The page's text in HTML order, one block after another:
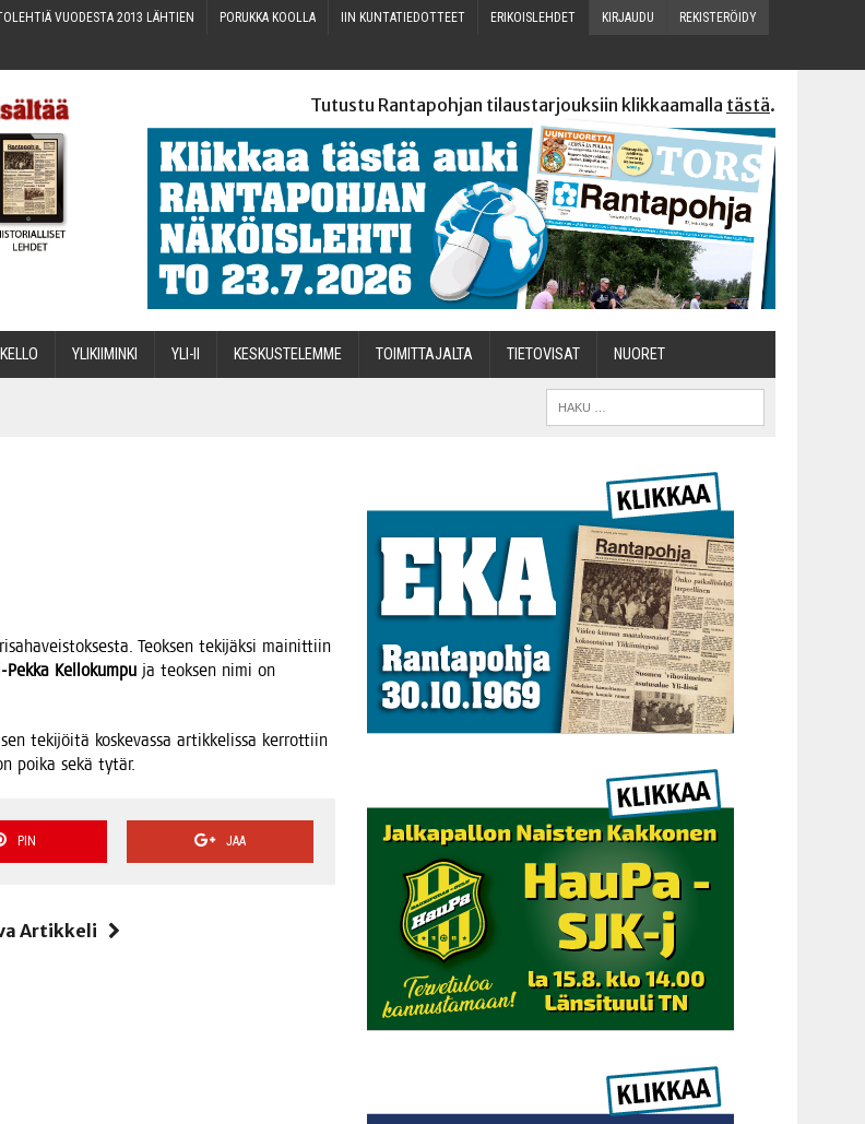
VUO­DES­TA 2013 LÄHTIEN PORUK­KA KOOLLA IIN KUN­TA­TIE­DOT­TEET ERI­KOIS­LEH­DET KIR­JAU­DU REKIS­TE­RÖI­DY
Tutustu Rantapohjan tilaustarjouksiin klikkaamalla tästä.
KEL­LO YLI­KII­MIN­KI YLI-II KES­KUS­TE­LEM­ME TOI­MIT­TA­JAL­TA TIETOVISAT NUO­RET
Teok­sen teki­jäk­si mai­nit­tiin
Pek­ka Kel­lo­kum­pu ja teok­sen nimi on
teki­jöi­tä kos­ke­vas­sa artik­ke­lis­sa ker­rot­tiin
poi­ka sekä tytär.
PIN JAA
Artikkeli